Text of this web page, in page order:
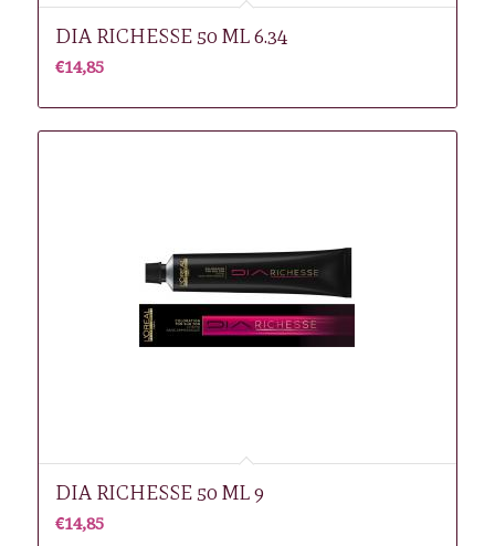
DIA RICHESSE 50 ML 6.34
€14,85
DIA RICHESSE 50 ML 9
€14,85